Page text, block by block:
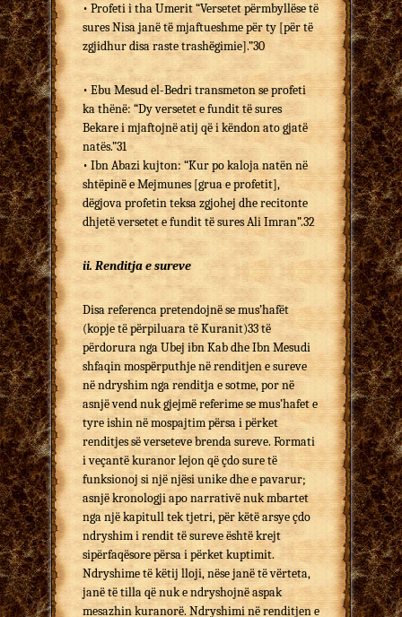
• Profeti i tha Umerit “Versetet përmbyllëse të
sures Nisa janë të mjaftueshme për ty [për të
zgjidhur disa raste trashëgimie].”30
• Ebu Mesud el-Bedri transmeton se profeti
ka thënë: “Dy versetet e fundit të sures
Bekare i mjaftojnë atij që i këndon ato gjatë
natës.”31
• Ibn Abazi kujton: “Kur po kaloja natën në
shtëpinë e Mejmunes [grua e profetit],
dëgjova profetin teksa zgjohej dhe recitonte
dhjetë versetet e fundit të sures Ali Imran”.32
ii. Renditja e sureve
Disa referenca pretendojnë se mus’hafët
(kopje të përpiluara të Kuranit)33 të
përdorura nga Ubej ibn Kab dhe Ibn Mesudi
shfaqin mospërputhje në renditjen e sureve
në ndryshim nga renditja e sotme, por në
asnjë vend nuk gjejmë referime se mus’hafet e
tyre ishin në mospajtim përsa i përket
renditjes së verseteve brenda sureve. Formati
i veçantë kuranor lejon që çdo sure të
funksionoj si një njësi unike dhe e pavarur;
asnjë kronologji apo narrativë nuk mbartet
nga një kapitull tek tjetri, për këtë arsye çdo
ndryshim i rendit të sureve është krejt
sipërfaqësore përsa i përket kuptimit.
Ndryshime të këtij lloji, nëse janë të vërteta,
janë të tilla që nuk e ndryshojnë aspak
mesazhin kuranorë. Ndryshimi në renditjen e